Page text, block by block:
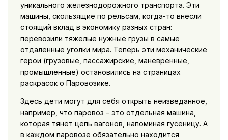
уникального железнодорожного транспорта. Эти
машины, скользящие по рельсам, когда-то внесли
стоящий вклад в экономику разных стран:
перевозили тяжелые нужные грузы в самые
отдаленные уголки мира. Теперь эти механические
герои (грузовые, пассажирские, маневренные,
промышленные) остановились на страницах
раскрасок о Паровозике.
Здесь дети могут для себя открыть неизведанное,
например, что паровоз – это отдельная машина,
которая тянет цепь вагонов, напоминая гусеницу. А
в каждом паровозе обязательно находится